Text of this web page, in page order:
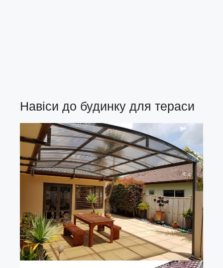
Навіси до будинку для тераси